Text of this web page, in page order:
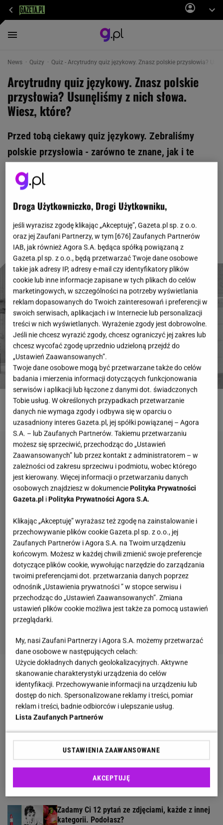
News Quizy Quiz - Arcytrudny quiz językowy. Znasz polskie przysłowia?
Arcytrudny quiz językowy. Znasz polskie
przysłowia? Usunęliśmy z nich słowa.
Wiesz, które?
Przed tobą ciekawy quiz językowy. Zebraliśmy
polskie przysłowia - zarówno te znane, jak i te
Zgadniesz, które? Niektóre pytania są
podchwytliwe, więc pośpiech jest niewskazany.
Zawalcz o wynik 12/12!
ROZWIĄŻ QUIZ
Klasówka geograficzna na poziomie liceum. Te
fakty powinieneś znać
Jesteś mieszczuchem? Nie masz szans w
naszym quizie wiedzy o wsi!
11 pytań o największe polskie miasta.
Wykształceni zgarną komplet
Zadamy Ci 12 pytań ze zdjęciami, każde z innej
kategorii. Podołasz?
Droga Użytkowniczko, Drogi Użytkowniku,
jeśli wyrazisz zgodę klikając „Akceptuję”, Gazeta.pl sp. z o.o.
oraz jej Zaufani Partnerzy, w tym [676] Zaufanych Partnerów
IAB, jak również Agora S.A. będąca spółką powiązaną z
Gazeta.pl sp. z o.o., będą przetwarzać Twoje dane osobowe
takie jak adresy IP, adresy e-mail czy identyfikatory plików
cookie lub inne informacje zapisane w tych plikach do celów
marketingowych, w szczególności na potrzeby wyświetlania
reklam dopasowanych do Twoich zainteresowań i preferencji w
swoich serwisach, aplikacjach i w Internecie lub personalizacji
treści w nich wyświetlanych. Wyrażenie zgody jest dobrowolne.
Jeśli nie chcesz wyrazić zgody, chcesz ograniczyć jej zakres lub
chcesz wycofać zgodę uprzednio udzieloną przejdź do
„Ustawień Zaawansowanych”.
Twoje dane osobowe mogą być przetwarzane także do celów
badania i mierzenia informacji dotyczących funkcjonowania
serwisów i aplikacji lub łączone z danymi dot. świadczonych
Tobie usług. W określonych przypadkach przetwarzanie
danych nie wymaga zgody i odbywa się w oparciu o
uzasadniony interes Gazeta.pl, jej spółki powiązanej – Agora
S.A. – lub Zaufanych Partnerów. Takiemu przetwarzaniu
możesz się sprzeciwić, przechodząc do „Ustawień
Zaawansowanych” lub przez kontakt z administratorem – w
zależności od zakresu sprzeciwu i podmiotu, wobec którego
jest kierowany. Więcej informacji o przetwarzaniu danych
osobowych znajdziesz w dokumenciePolityka Prywatności
Gazeta.pl iPolityka Prywatności Agora S.A.
Klikając „Akceptuję” wyrażasz też zgodę na zainstalowanie i
przechowywanie plików cookie Gazeta.pl sp. z o.o., jej
Zaufanych Partnerów i Agora S.A. na Twoim urządzeniu
końcowym. Możesz w każdej chwili zmienić swoje preferencje
dotyczące plików cookie, wywołując narzędzie do zarządzania
twoimi preferencjami dot. przetwarzania danych poprzez
odnośnik „Ustawienia prywatności ” w stopce serwisu i
przechodząc do „Ustawień Zaawansowanych”. Zmiana
ustawień plików cookie możliwa jest także za pomocą ustawień
przeglądarki.
My, nasi Zaufani Partnerzy i Agora S.A. możemy przetwarzać
dane osobowe w następujących celach:
Użycie dokładnych danych geolokalizacyjnych. Aktywne
skanowanie charakterystyki urządzenia do celów
identyfikacji. Przechowywanie informacji na urządzeniu lub
dostęp do nich. Spersonalizowane reklamy i treści, pomiar
reklam i treści, badnie odbiorców i ulepszanie usług.
Lista Zaufanych Partnerów
USTAWIENIA ZAAWANSOWANE
AKCEPTUJĘ